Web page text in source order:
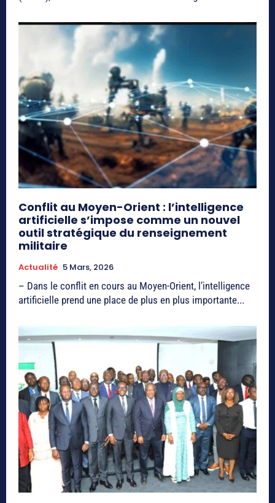
Conflit au Moyen-Orient : l’intelligence
artificielle s’impose comme un nouvel
outil stratégique du renseignement
militaire
Actualité 5 Mars, 2026
– Dans le conflit en cours au Moyen-Orient, l’intelligence
artificielle prend une place de plus en plus importante...